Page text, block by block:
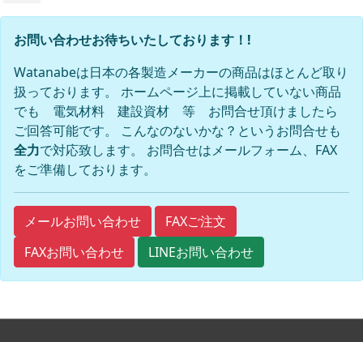
お問い合わせお待ちいたしております！!
Watanabeは日本の各製造メーカーの商品はほとんど取り
扱っております。 ホームページ上に掲載していない商品
でも 電気材料 建設資材 等 お問合せ頂けましたら
ご回答可能です。 こんなのないかな？というお問合せも
全力で対応致します。 お問合せはメールフォーム、FAX
をご準備しております。
メールお問い合わせ
FAXご注文
FAXお問い合わせ
LINEお問い合わせ